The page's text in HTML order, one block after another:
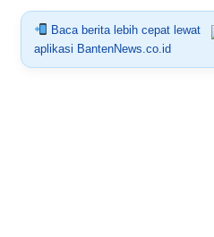
Baca berita lebih cepat lewat
aplikasi BantenNews.co.id